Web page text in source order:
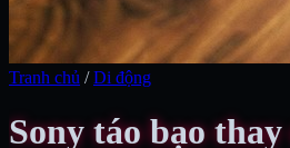
Tranh chủ / Di động
Sony táo bạo